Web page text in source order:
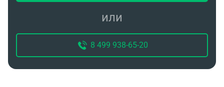
или
8 499 938-65-20